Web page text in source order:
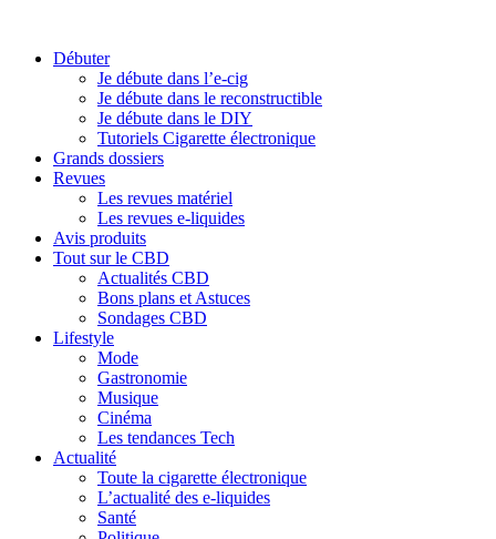
Débuter
Je débute dans l’e-cig
Je débute dans le reconstructible
Je débute dans le DIY
Tutoriels Cigarette électronique
Grands dossiers
Revues
Les revues matériel
Les revues e-liquides
Avis produits
Tout sur le CBD
Actualités CBD
Bons plans et Astuces
Sondages CBD
Lifestyle
Mode
Gastronomie
Musique
Cinéma
Les tendances Tech
Actualité
Toute la cigarette électronique
L’actualité des e-liquides
Santé